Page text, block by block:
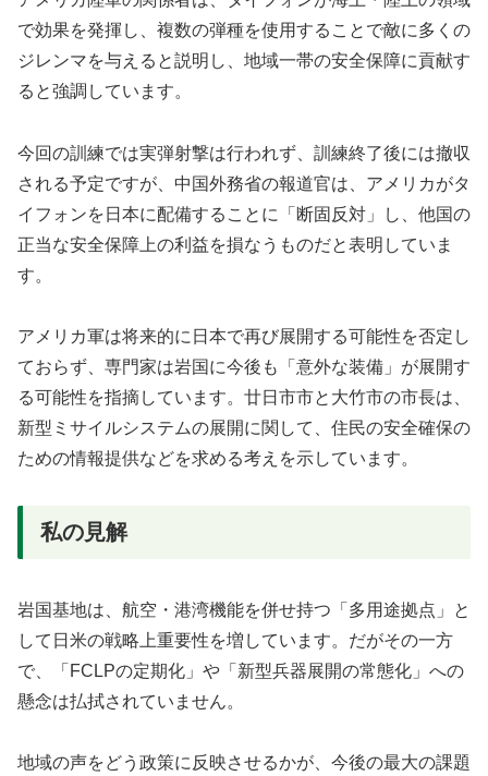
で効果を発揮し、複数の弾種を使用することで敵に多くの
ジレンマを与えると説明し、地域一帯の安全保障に貢献す
ると強調しています。
今回の訓練では実弾射撃は行われず、訓練終了後には撤収
される予定ですが、中国外務省の報道官は、アメリカがタ
イフォンを日本に配備することに「断固反対」し、他国の
正当な安全保障上の利益を損なうものだと表明していま
す。
アメリカ軍は将来的に日本で再び展開する可能性を否定し
ておらず、専門家は岩国に今後も「意外な装備」が展開す
る可能性を指摘しています。廿日市市と大竹市の市長は、
新型ミサイルシステムの展開に関して、住民の安全確保の
ための情報提供などを求める考えを示しています。
私の見解
岩国基地は、航空・港湾機能を併せ持つ「多用途拠点」と
して日米の戦略上重要性を増しています。だがその一方
で、「FCLPの定期化」や「新型兵器展開の常態化」への
懸念は払拭されていません。
地域の声をどう政策に反映させるかが、今後の最大の課題